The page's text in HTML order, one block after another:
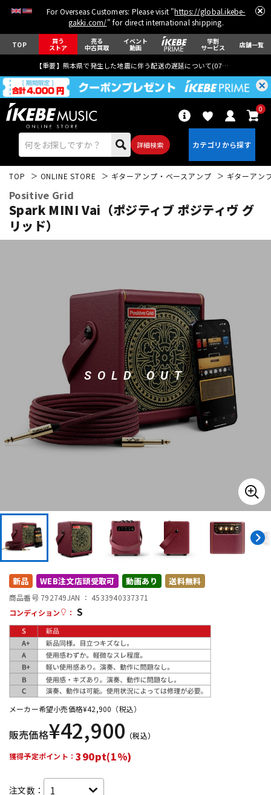
For Overseas Customers: Please visit "https://global.ikebe-
gakki.com/" for direct international shipping.
TOP 買う
ストア
売る
中古買取
イベント
動画
学割
サービス 店舗一覧
【重要】熊本県で発生した地震に伴う配送の遅延について(07月29日
詳細検索
0
パーカッション
キーボード 電子ピアノ
管楽器 その他楽器
DTM オンライン納品 レコーディング機器
配信/ライブ機器
中古 ヴィンテージ
TOP ONLINE STORE ギターアンプ・ベースアンプ ギターアン
Positive Grid
Spark MINI Vai（ポジティブ ポジティヴ グ
リッド）
SOLD OUT
新品 WEB注文店頭受取可 動画あり 送料無料
商品番号 792749JAN ： 4533940337371
コンディション
： S
メーカー希望小売価格¥42,900 （税込）
販売価格¥42,900 （税込）
獲得予定ポイント：390pt(1%)
注文数：